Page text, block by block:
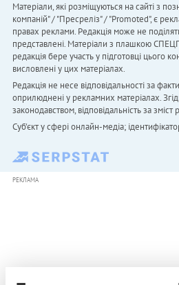
Матеріали, які розміщуються на сайті з
компаній" / "Пресреліз" / "Promoted", є
правах реклами. Редакція може не
представлені. Матеріали з плашкою
редакція бере участь у підготовці цього
висловлені у цих матеріалах.
Редакція не несе відповідальності за
оприлюднені у рекламних матеріалах.
законодавством, відповідальність за
Cуб'єкт у сфері онлайн-медіа;
РЕКЛАМА